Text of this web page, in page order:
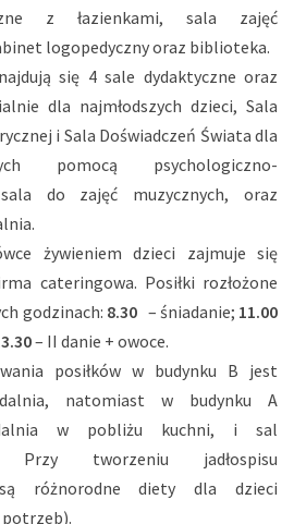
z łazienkami, sala zajęć
logopedyczny oraz biblioteka.
się 4 sale dydaktyczne oraz
dla najmłodszych dzieci, Sala
i Sala Doświadczeń Świata dla
pomocą psychologiczno-
sala do zajęć muzycznych, oraz
żywieniem dzieci zajmuje się
cateringowa. Posiłki rozłożone
godzinach: 8.30– śniadanie; 11.00
– II danie + owoce.
posiłków w budynku B jest
natomiast w budynku A
w pobliżu kuchni, i sal
Przy tworzeniu jadłospisu
są różnorodne diety dla dzieci
potrzeb).